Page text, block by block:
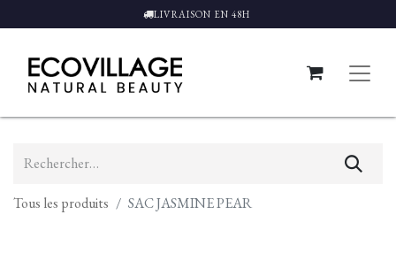
LIVRAISON EN 48H
Tous les produits SAC JASMINE PEAR